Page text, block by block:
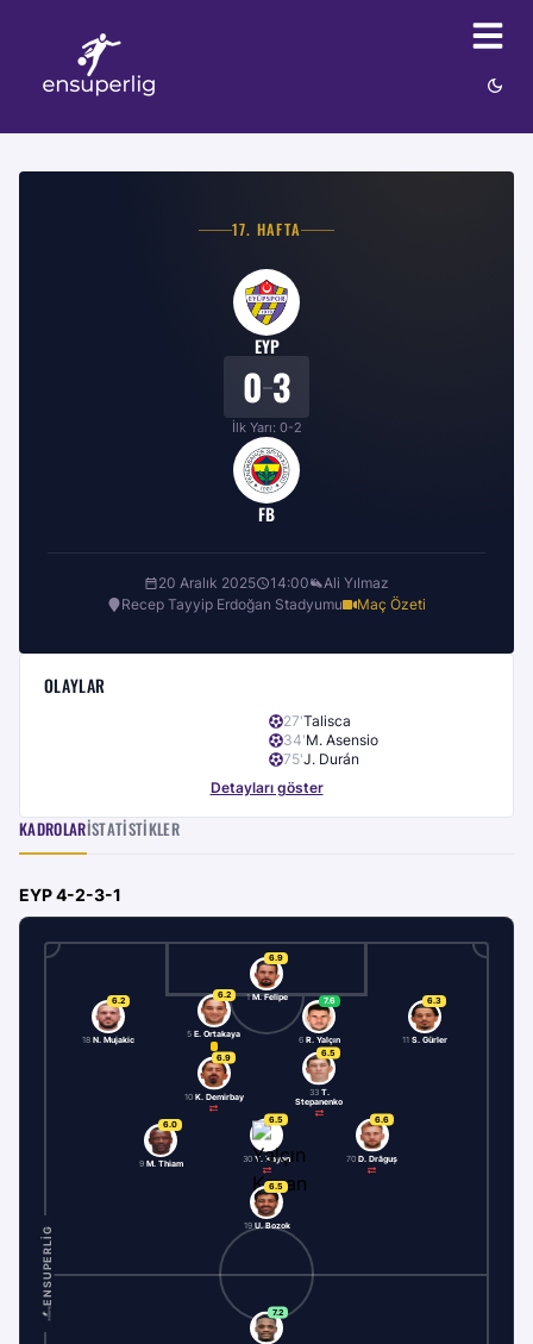
17. HAFTA
EYP
0–3
İlk Yarı: 0-2
FB
20 Aralık 2025 14:00
Ali Yılmaz
Recep Tayyip Erdoğan Stadyumu
Maç Özeti
OLAYLAR
27'Talisca
34'M. Asensio
75'J. Durán
Detayları göster
KADROLARİSTATISTIKLER
EYP4-2-3-1
ENSUPERLIG
6.9
1 M. Felipe 6.3
11 S. Gürler
7.6
6 R. Yalçın
6.2
5 E. Ortakaya
6.2
18 N. Mujakic
6.5
33 T.
Stepanenko
6.9
10 K. Demirbay
6.6
70 D. Drăguș
6.5
30 Y. Kayan
6.0
9 M. Thiam
6.5
19 U. Bozok
7.2